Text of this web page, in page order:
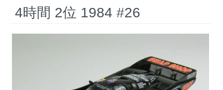
4時間 2位 1984 #26